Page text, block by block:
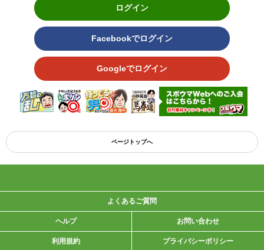
ログイン
Facebookでログイン
Googleでログイン
ページトップへ
よくあるご質問
ヘルプ お問い合わせ
利用規約 プライバシーポリシー